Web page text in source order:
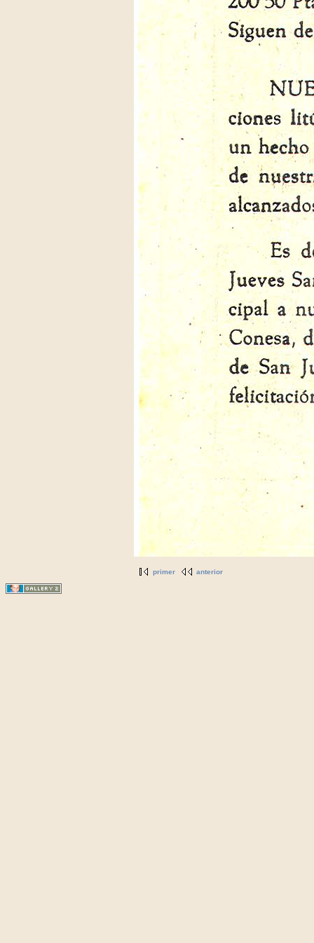
primer anterior